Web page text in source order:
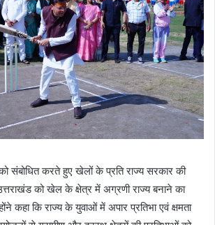
संबोधित करते हुए खेलों के प्रति राज्य सरकार की
उत्तराखंड को खेल के क्षेत्र में अग्रणी राज्य बनाने का
कहा कि राज्य के युवाओं में अपार प्रतिभा एवं क्षमता